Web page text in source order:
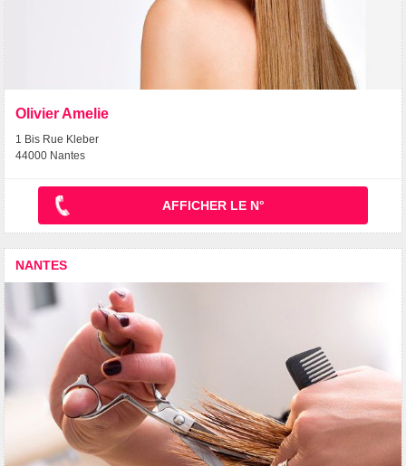
Olivier Amelie
1 Bis Rue Kleber
44000 Nantes
AFFICHER LE N°
NANTES